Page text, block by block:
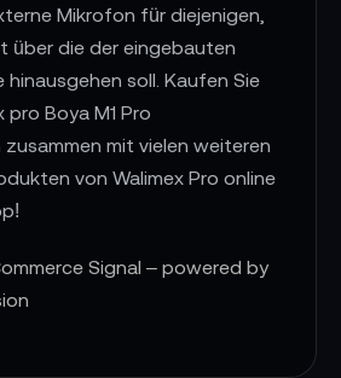
Mikrofon für diejenigen,
über die der eingebauten
hinausgehen soll. Kaufen Sie
Boya M1 Pro
mit vielen weiteren
von Walimex Pro online
Signal – powered by